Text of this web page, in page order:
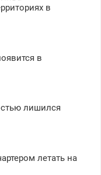
в
в
лишился
летать на